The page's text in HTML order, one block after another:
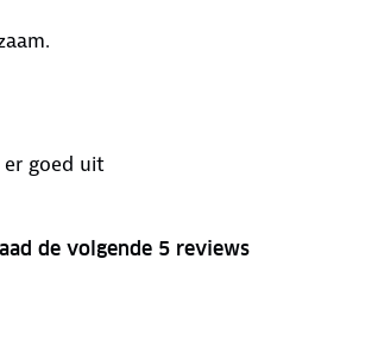
goed uit
de volgende 5 reviews